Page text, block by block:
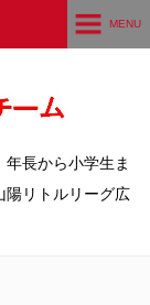
長から小学生ま
陽リトルリーグ広
MENU